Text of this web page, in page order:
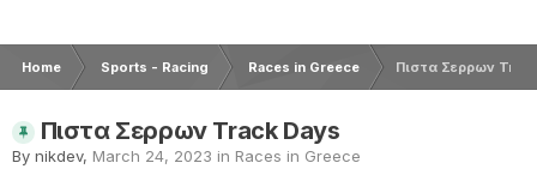
Home Sports - Racing Races in Greece Πιστα Σερρων
Πιστα Σερρων Track Days
By nikdev, March 24, 2023 in Races in Greece